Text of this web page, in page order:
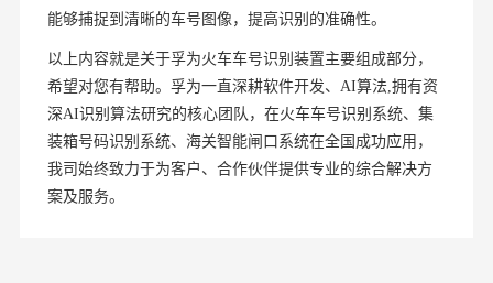
能够捕捉到清晰的车号图像，提高识别的准确性。
以上内容就是关于孚为火车车号识别装置主要组成部分，
希望对您有帮助。孚为一直深耕软件开发、AI算法,拥有资
深AI识别算法研究的核心团队，在火车车号识别系统、集
装箱号码识别系统、海关智能闸口系统在全国成功应用，
我司始终致力于为客户、合作伙伴提供专业的综合解决方
案及服务。